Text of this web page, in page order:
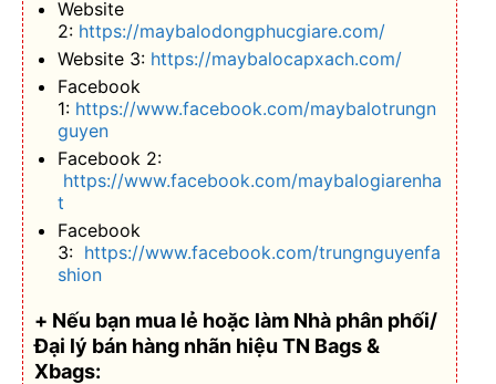
Website
2: https://maybalodongphucgiare.com/
Website 3: https://maybalocapxach.com/
Facebook
1: https://www.facebook.com/maybalotrungn
guyen
Facebook 2:
https://www.facebook.com/maybalogiarenha
t
Facebook
3: https://www.facebook.com/trungnguyenfa
shion
+ Nếu bạn mua lẻ hoặc làm Nhà phân phối/
Đại lý bán hàng nhãn hiệu TN Bags &
Xbags: